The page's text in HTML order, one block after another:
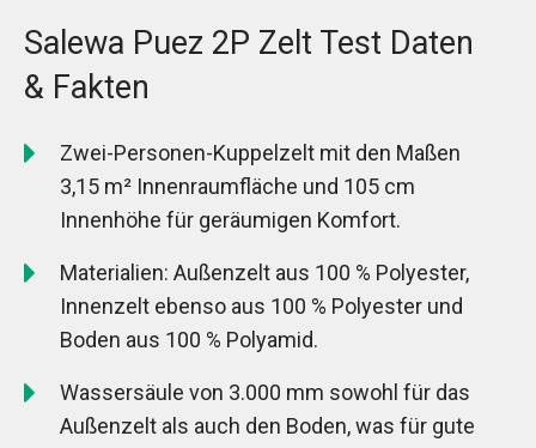
Salewa Puez 2P Zelt Test Daten
& Fakten
Zwei-Personen-Kuppelzelt mit den Maßen
3,15 m² Innenraumfläche und 105 cm
Innenhöhe für geräumigen Komfort.
Materialien: Außenzelt aus 100 % Polyester,
Innenzelt ebenso aus 100 % Polyester und
Boden aus 100 % Polyamid.
Wassersäule von 3.000 mm sowohl für das
Außenzelt als auch den Boden, was für gute